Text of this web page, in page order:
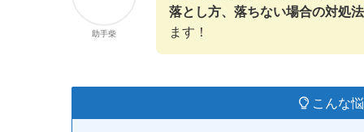
助手柴
落とし方、落ちない場合の対処
ます！
こんな